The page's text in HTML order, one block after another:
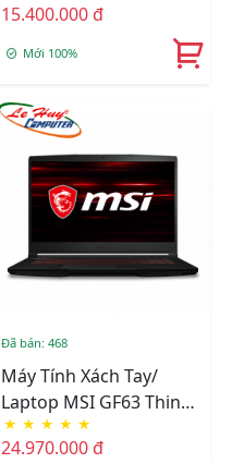
5500U/8GB RAM/512GB
SSD/14.0inch
15.400.000 đ
Mới 100%
Đã bán: 468
Máy Tính Xách Tay/
Laptop MSI GF63 Thin
11UC 443VN (i5-
11400H/8GB/512GB/
★ ★ ★ ★ ★
24.970.000 đ